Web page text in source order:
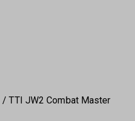
TTI JW2 Combat Master